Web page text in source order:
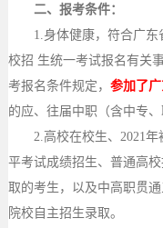
二、报考条件：
1.身体健康，符合广
校招 生统一考试报名有关
考报名条件规定， 参加了
的应、往届中职（含中专
2.高校在校生、2021
平考试成绩招生、普通高
取的考生，以及中高职贯
院校自主招生录取。